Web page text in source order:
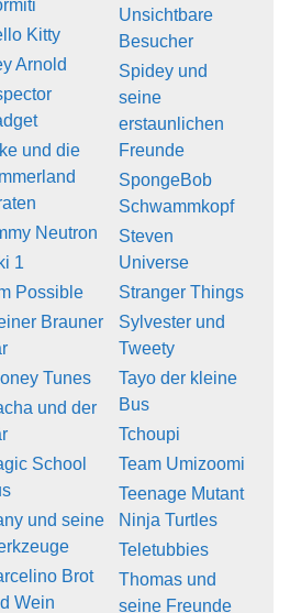
Kitty
Arnold
und die
Neutron
1
Possible
Brauner
Tunes
und der
School
und seine
Brot
Wein
Unsichtbare
Besucher
Spidey und
seine
erstaunlichen
Freunde
SpongeBob
Schwammkopf
Steven
Universe
Stranger Things
Sylvester und
Tweety
Tayo der kleine
Bus
Tchoupi
Team Umizoomi
Teenage Mutant
Ninja Turtles
Teletubbies
Thomas und
seine Freunde